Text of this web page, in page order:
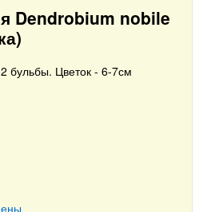
Dendrobium nobile
бульбы. Цветок - 6-7см